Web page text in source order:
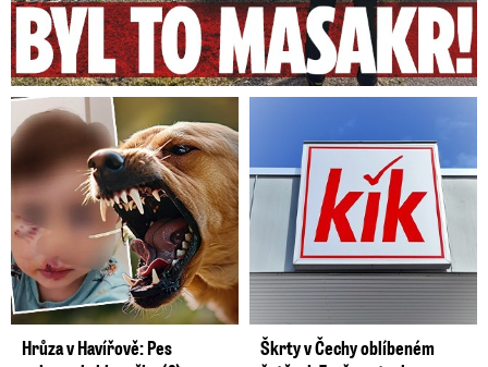
Hrůza v Havířově: Pes
Škrty v Čechy oblíbeném